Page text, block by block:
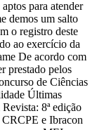
para atender
demos um salto
o registro deste
ao exercício da
De acordo com
prestado pelos
de Ciências
Últimas
8ª edição
CRCPE e Ibracon